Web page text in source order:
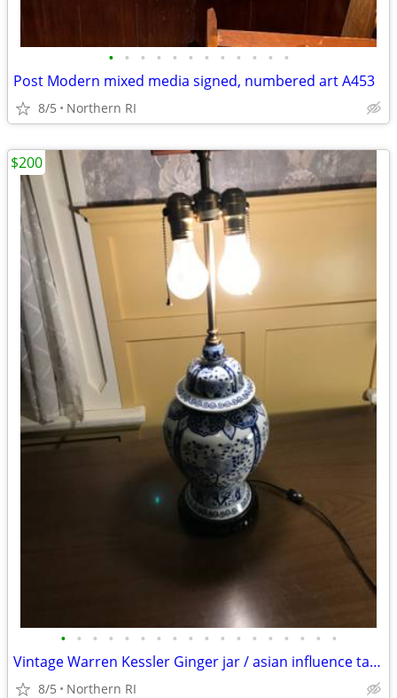
• • • • • • • • • • • •
Post Modern mixed media signed, numbered art A453
8/5 Northern RI
• • • • • • • • • • • • • • • • • •
Vintage Warren Kessler Ginger jar / asian influence table lamp A171
8/5 Northern RI
$200